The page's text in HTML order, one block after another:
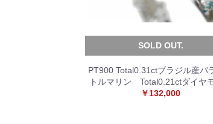
SOLD OUT.
PT900 Total0.31ctブラジル産パ
トルマリン Total0.21ctダイヤ
￥132,000